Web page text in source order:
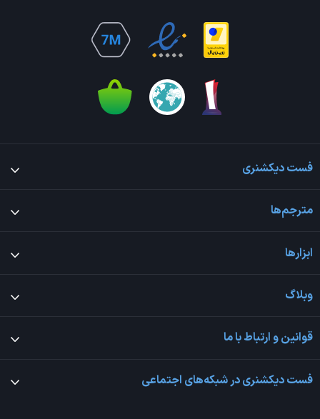
فست دیکشنری
مترجم‌ها
ابزارها
وبلاگ
قوانین و ارتباط با ما
فست دیکشنری در شبکه‌های اجتماعی